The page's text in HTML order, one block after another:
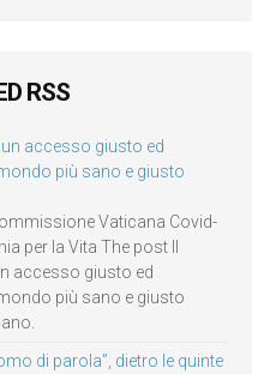
RSS
accesso giusto ed
più sano e giusto
Vaticana Covid-
per la Vita The post Il
accesso giusto ed
più sano e giusto
di parola”, dietro le quinte